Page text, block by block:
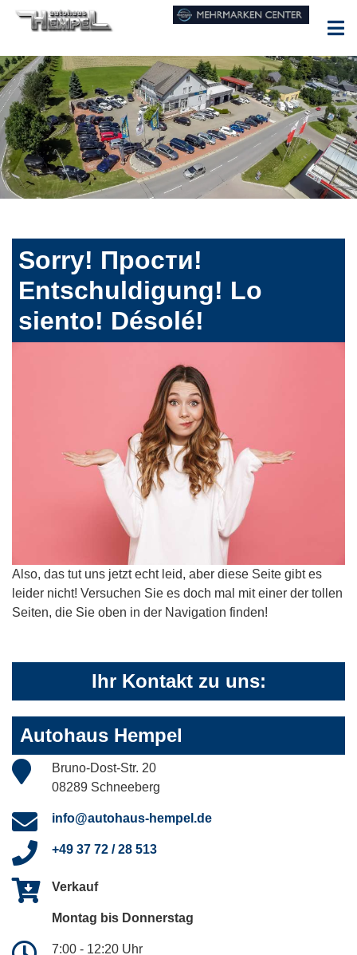
Sorry! Прости!
Entschuldigung! Lo
siento! Désolé!
Also, das tut uns jetzt echt leid, aber diese Seite gibt es
leider nicht! Versuchen Sie es doch mal mit einer der tollen
Seiten, die Sie oben in der Navigation finden!
Ihr Kontakt zu uns:
Autohaus Hempel
Bruno-Dost-Str. 20
08289 Schneeberg
info@autohaus-hempel.de
+49 37 72 / 28 513
Verkauf
Montag bis Donnerstag
7:00 - 12:20 Uhr